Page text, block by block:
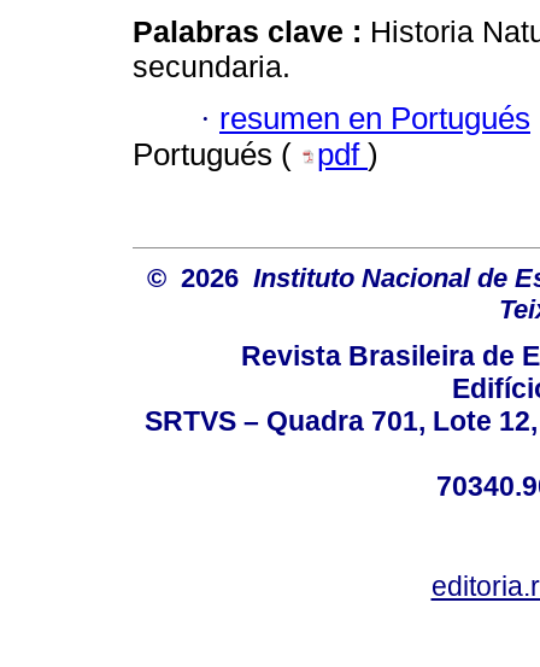
Palabras clave : Historia
secundaria.
· resumen en Portugués
Portugués (
pdf )
© 2026 Instituto Nacional de
Revista Brasileira de
SRTVS – Quadra 701, Lote